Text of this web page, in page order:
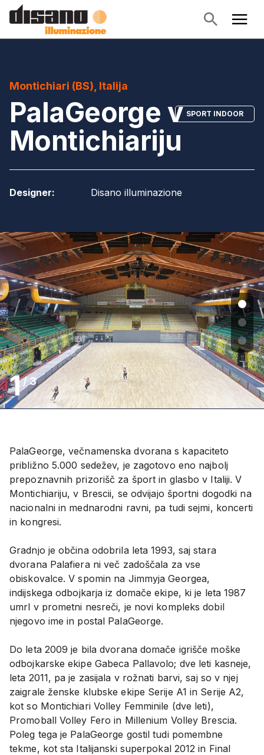
Montichiari (BS), Italija
PalaGeorge v
Montichiariju
SPORT INDOOR
Designer: Disano illuminazione
1/3
PalaGeorge, večnamenska dvorana s kapaciteto
približno 5.000 sedežev, je zagotovo eno najbolj
prepoznavnih prizorišč za šport in glasbo v Italiji. V
Montichiariju, v Brescii, se odvijajo športni dogodki na
nacionalni in mednarodni ravni, pa tudi sejmi, koncerti
in kongresi.
Gradnjo je občina odobrila leta 1993, saj stara
dvorana Palafiera ni več zadoščala za vse
obiskovalce. V spomin na Jimmyja Georgea,
indijskega odbojkarja iz domače ekipe, ki je leta 1987
umrl v prometni nesreči, je novi kompleks dobil
njegovo ime in postal PalaGeorge.
Do leta 2009 je bila dvorana domače igrišče moške
odbojkarske ekipe Gabeca Pallavolo; dve leti kasneje,
leta 2011, pa je zasijala v rožnati barvi, saj so v njej
zaigrale ženske klubske ekipe Serije A1 in Serije A2,
kot so Montichiari Volley Femminile (dve leti),
Promoball Volley Fero in Millenium Volley Brescia.
Poleg tega je PalaGeorge gostil tudi pomembne
tekme, kot sta Italijanski superpokal 2012 in Final